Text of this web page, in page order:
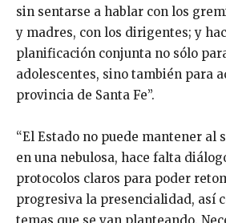
sin sentarse a hablar con los
y madres, con los dirigentes; y
planificación conjunta no sólo
adolescentes, sino también para
provincia de Santa Fe”.
“El Estado no puede mantener al
en una nebulosa, hace falta
protocolos claros para poder
progresiva la presencialidad, así